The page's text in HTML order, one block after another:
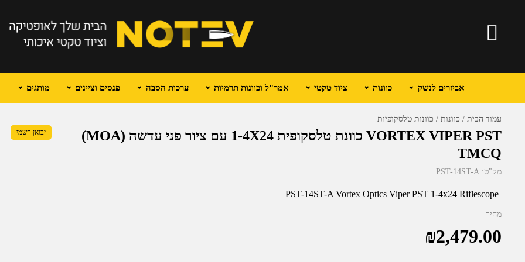
אביזרים לנשק כוונות ציוד טקטי אמר"ל וכוונות תרמיות ערכות הסבה פנסים וציינים מותגים
עמוד הבית כוונות כוונות טלסקופיות
VORTEX VIPER PST כוונת טלסקופית 1-4X24 עם ציור פני עדשה (MOA)
TMCQ
מק"ט: PST-14ST-A
PST-14ST-A Vortex Optics Viper PST 1-4x24 Riflescope
מחיר
₪2,479.00
יבואן רשמי